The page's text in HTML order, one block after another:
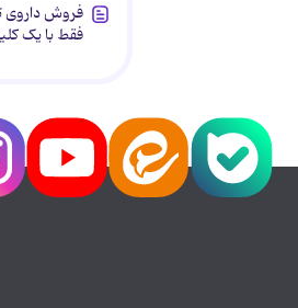
فروش داروی
فقط با یک